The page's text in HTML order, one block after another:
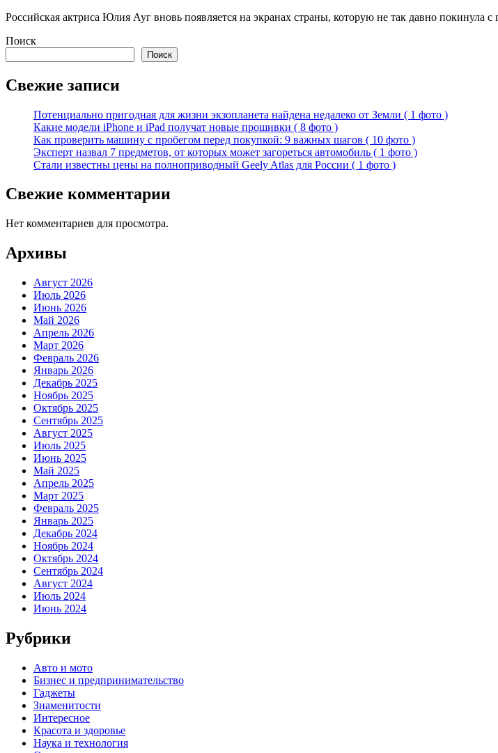
Российская актриса Юлия Ауг вновь появляется на экранах страны, которую не так давно
Поиск
Поиск
Свежие записи
Потенциально пригодная для жизни экзопланета найдена недалеко от Земли ( 1 фото )
Какие модели iPhone и iPad получат новые прошивки ( 8 фото )
Как проверить машину с пробегом перед покупкой: 9 важных шагов ( 10 фото )
Эксперт назвал 7 предметов, от которых может загореться автомобиль ( 1 фото )
Стали известны цены на полноприводный Geely Atlas для России ( 1 фото )
Свежие комментарии
Нет комментариев для просмотра.
Архивы
Август 2026
Июль 2026
Июнь 2026
Май 2026
Апрель 2026
Март 2026
Февраль 2026
Январь 2026
Декабрь 2025
Ноябрь 2025
Октябрь 2025
Сентябрь 2025
Август 2025
Июль 2025
Июнь 2025
Май 2025
Апрель 2025
Март 2025
Февраль 2025
Январь 2025
Декабрь 2024
Ноябрь 2024
Октябрь 2024
Сентябрь 2024
Август 2024
Июль 2024
Июнь 2024
Рубрики
Авто и мото
Бизнес и предпринимательство
Гаджеты
Знаменитости
Интересное
Красота и здоровье
Наука и технология